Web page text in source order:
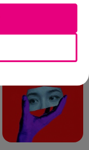
Poissons